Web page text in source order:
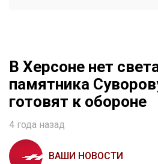
В Херсоне нет
памятника
готовят к обороне
4 года назад
ВАШИ НОВОСТИ